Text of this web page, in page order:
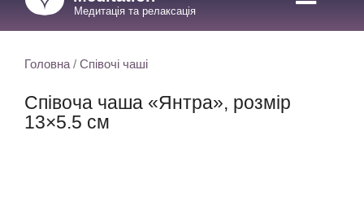
Медитація та релаксація
Головна / Співочі чаші
Співоча чаша «Янтра», розмір
13×5.5 см